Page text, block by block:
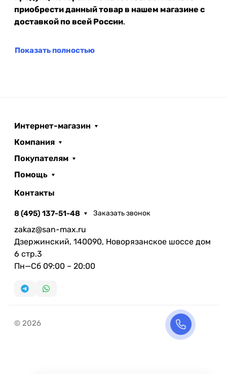
приобрести данный товар в нашем магазине с
доставкой по всей России.
Показать полностью
Интернет-магазин
Компания
Покупателям
Помощь
Контакты
8 (495) 137-51-48 Заказать звонок
zakaz@san-max.ru
Дзержинский, 140090, Новорязанское шоссе дом
6 стр.3
Пн—Сб 09:00 – 20:00
© 2026